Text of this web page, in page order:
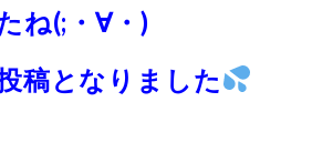
ね(;・∀・)
稿となりました